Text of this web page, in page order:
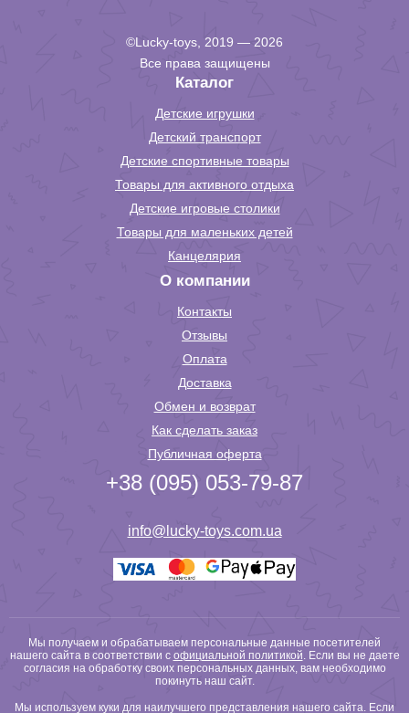
©Lucky-toys, 2019 — 2026
Все права защищены
Каталог
Детские игрушки
Детский транспорт
Детские спортивные товары
Товары для активного отдыха
Детские игровые столики
Товары для маленьких детей
Канцелярия
О компании
Контакты
Отзывы
Оплата
Доставка
Обмен и возврат
Как сделать заказ
Публичная оферта
+38 (095) 053-79-87
info@lucky-toys.com.ua
Мы получаем и обрабатываем персональные данные посетителей
нашего сайта в соответствии с официальной политикой. Если вы не даете
согласия на обработку своих персональных данных, вам необходимо
покинуть наш сайт.
Мы используем куки для наилучшего представления нашего сайта. Если